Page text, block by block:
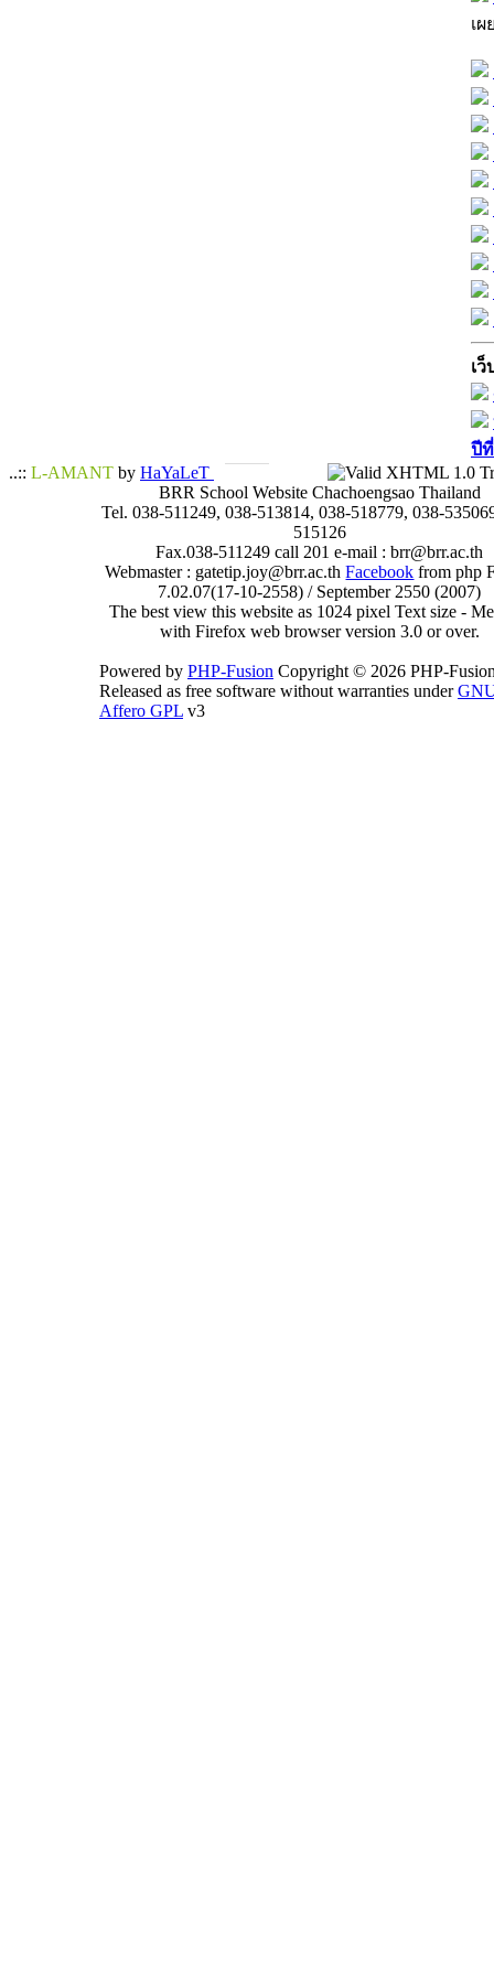
เ
เว็
ปี
..:: L-AMANT by HaYaLeT
BRR School Website Chachoengsao Thailand
Tel. 038-511249, 038-513814, 038-518779, 038-
515126
Fax.038-511249 call 201 e-mail : brr@brr.ac.th
Webmaster : gatetip.joy@brr.ac.thFacebook from php
7.02.07(17-10-2558) / September 2550 (2007)
The best view this website as 1024 pixel Text size -
with Firefox web browser version 3.0 or over.
Powered by PHP-Fusion Copyright © 2026 PHP-
Released as free software without warranties under
Affero GPL v3